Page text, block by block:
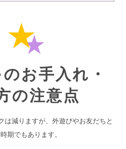
お手入れ・
の注意点
は減りますが、外遊びやお友だちと
期でもあります。